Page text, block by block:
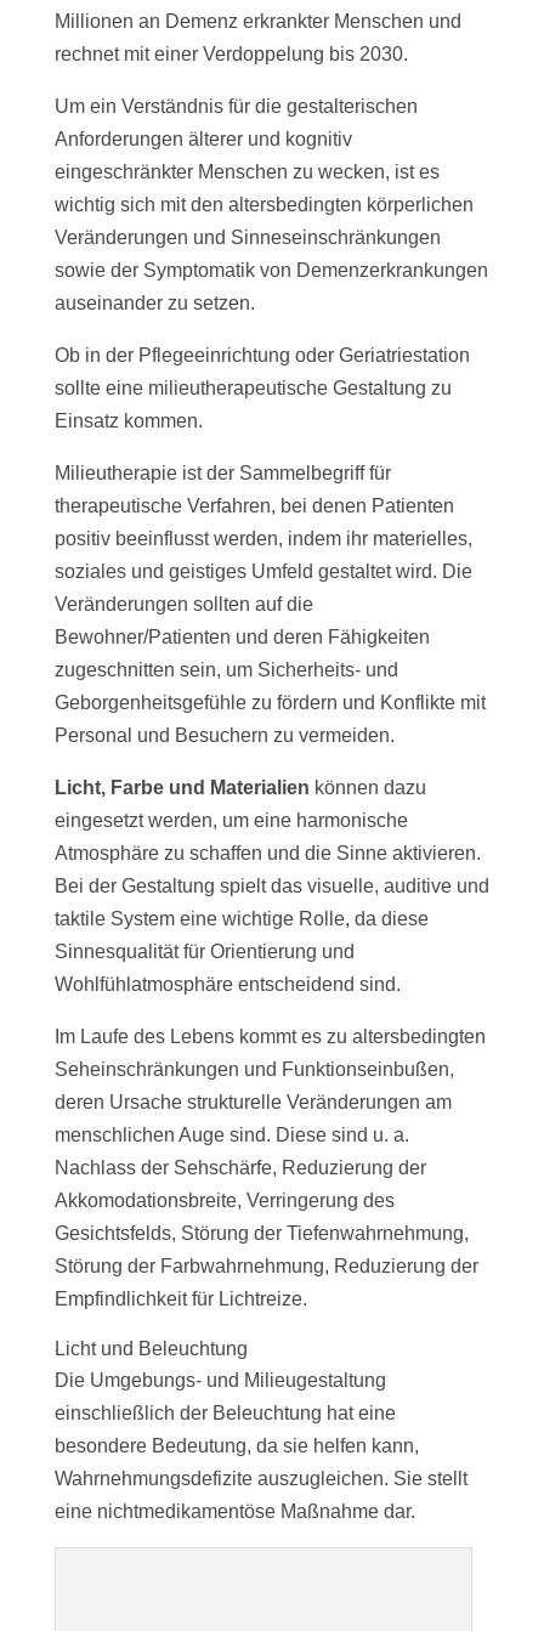
Millionen an Demenz erkrankter Menschen und
rechnet mit einer Verdoppelung bis 2030.
Um ein Verständnis für die gestalterischen
Anforderungen älterer und kognitiv
eingeschränkter Menschen zu wecken, ist es
wichtig sich mit den altersbedingten körperlichen
Veränderungen und Sinneseinschränkungen
sowie der Symptomatik von Demenzerkrankungen
auseinander zu setzen.
Ob in der Pflegeeinrichtung oder Geriatriestation
sollte eine milieutherapeutische Gestaltung zu
Einsatz kommen.
Milieutherapie ist der Sammelbegriff für
therapeutische Verfahren, bei denen Patienten
positiv beeinflusst werden, indem ihr materielles,
soziales und geistiges Umfeld gestaltet wird. Die
Veränderungen sollten auf die
Bewohner/Patienten und deren Fähigkeiten
zugeschnitten sein, um Sicherheits- und
Geborgenheitsgefühle zu fördern und Konflikte mit
Personal und Besuchern zu vermeiden.
Licht, Farbe und Materialien können dazu
eingesetzt werden, um eine harmonische
Atmosphäre zu schaffen und die Sinne aktivieren.
Bei der Gestaltung spielt das visuelle, auditive und
taktile System eine wichtige Rolle, da diese
Sinnesqualität für Orientierung und
Wohlfühlatmosphäre entscheidend sind.
Im Laufe des Lebens kommt es zu altersbedingten
Seheinschränkungen und Funktionseinbußen,
deren Ursache strukturelle Veränderungen am
menschlichen Auge sind. Diese sind u. a.
Nachlass der Sehschärfe, Reduzierung der
Akkomodationsbreite, Verringerung des
Gesichtsfelds, Störung der Tiefenwahrnehmung,
Störung der Farbwahrnehmung, Reduzierung der
Empfindlichkeit für Lichtreize.
Licht und Beleuchtung
Die Umgebungs- und Milieugestaltung
einschließlich der Beleuchtung hat eine
besondere Bedeutung, da sie helfen kann,
Wahrnehmungsdefizite auszugleichen. Sie stellt
eine nichtmedikamentöse Maßnahme dar.